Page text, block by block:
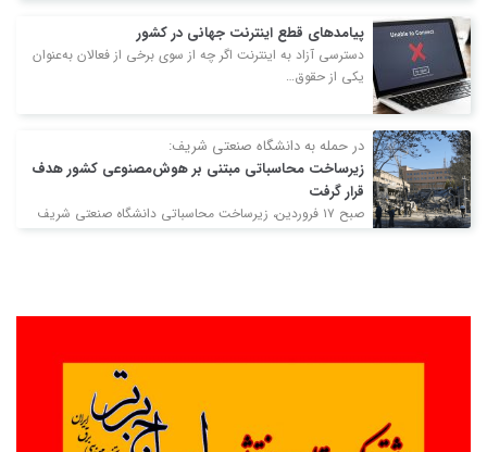
پیامدهای قطع اینترنت جهانی در کشور
دسترسی آزاد به اینترنت اگر چه از سوی برخی از فعالان به‌عنوان
یکی از حقوق…
در حمله به دانشگاه صنعتی شریف:‌
زیرساخت محاسباتی مبتنی بر هوش‌مصنوعی کشور هدف
قرار گرفت
صبح ۱۷ فروردین، زیرساخت محاسباتی دانشگاه صنعتی شریف